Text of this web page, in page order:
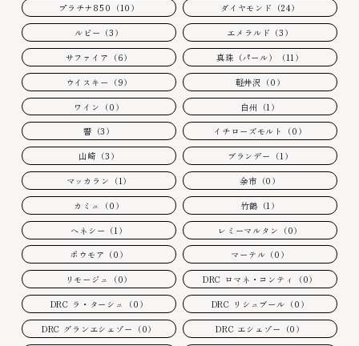
プラチナ850（10） ダイヤモンド（24）
ルビー（3） エメラルド（3）
サファイア（6） 真珠（パール）（11）
ウイスキー（9） 軽井沢（0）
ワイン（0） 白州（1）
響（3） イチローズモルト（0）
山崎（3） ブランデー（1）
マッカラン（1） 余市（0）
カミュ（0） 竹鶴（1）
ヘネシー（1） レミーマルタン（0）
ボウモア（0） マーテル（0）
リモージュ（0） DRC ロマネ・コンティ（0）
DRC ラ・ターシュ（0） DRC リシュブール（0）
DRC グランエシェゾー（0） DRC エシェゾー（0）